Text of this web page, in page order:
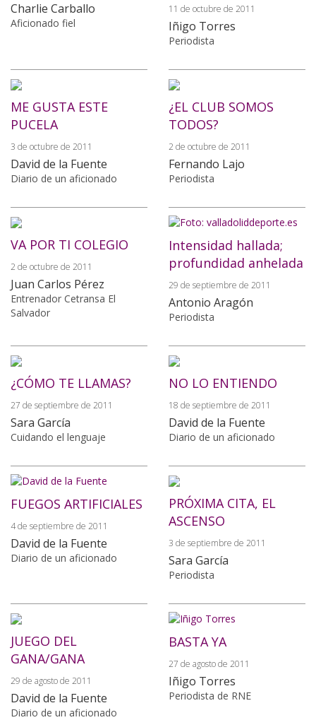
Charlie Carballo
Aficionado fiel
11 de octubre de 2011
Iñigo Torres
Periodista
ME GUSTA ESTE
PUCELA
3 de octubre de 2011
David de la Fuente
Diario de un aficionado
¿EL CLUB SOMOS
TODOS?
2 de octubre de 2011
Fernando Lajo
Periodista
VA POR TI COLEGIO
2 de octubre de 2011
Juan Carlos Pérez
Entrenador Cetransa El
Salvador
Intensidad hallada;
profundidad anhelada
29 de septiembre de 2011
Antonio Aragón
Periodista
¿CÓMO TE LLAMAS?
27 de septiembre de 2011
Sara García
Cuidando el lenguaje
NO LO ENTIENDO
18 de septiembre de 2011
David de la Fuente
Diario de un aficionado
FUEGOS ARTIFICIALES
4 de septiembre de 2011
David de la Fuente
Diario de un aficionado
PRÓXIMA CITA, EL
ASCENSO
3 de septiembre de 2011
Sara García
Periodista
JUEGO DEL
GANA/GANA
29 de agosto de 2011
David de la Fuente
Diario de un aficionado
BASTA YA
27 de agosto de 2011
Iñigo Torres
Periodista de RNE